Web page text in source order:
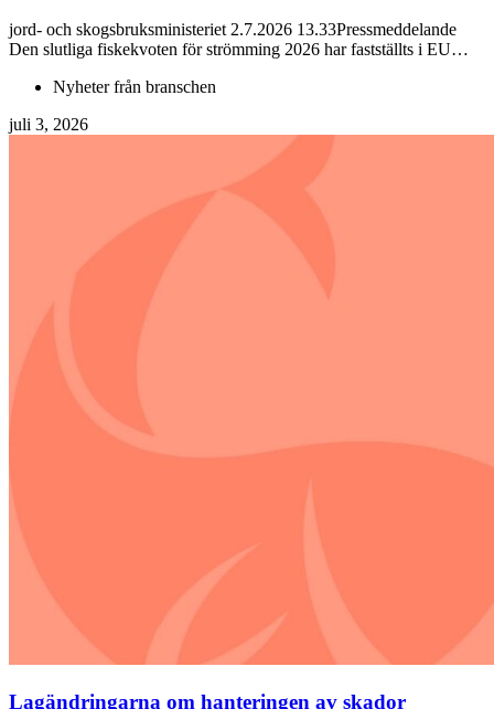
jord- och skogsbruksministeriet 2.7.2026 13.33Pressmeddelande
Den slutliga fiskekvoten för strömming 2026 har fastställts i EU…
Nyheter från branschen
juli 3, 2026
Lagändringarna om hanteringen av skador